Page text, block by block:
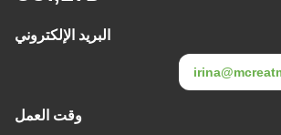
البريد الإلكتروني
وقت العمل